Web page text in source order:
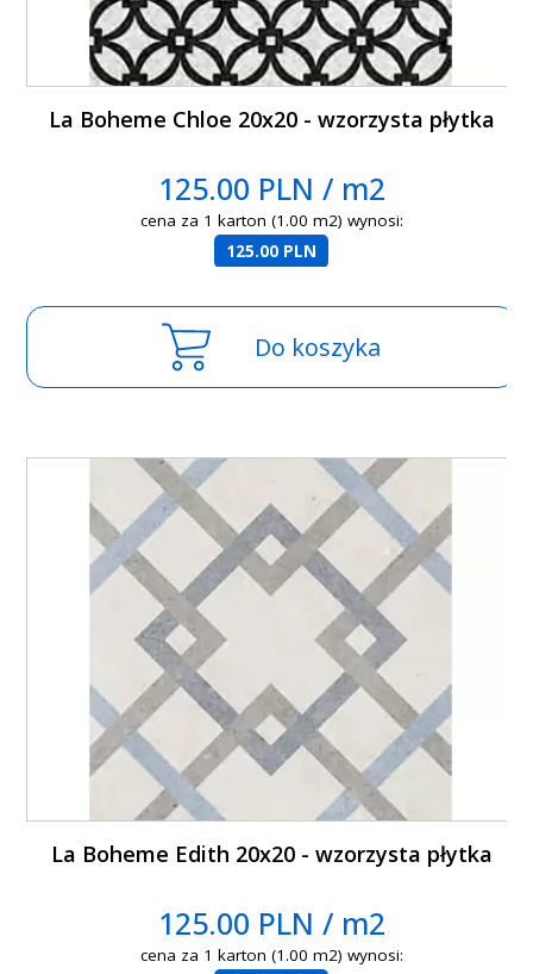
La Boheme Chloe 20x20 - wzorzysta płytka
125.00 PLN / m2
cena za 1 karton (1.00 m2) wynosi:
125.00 PLN
Do koszyka
La Boheme Edith 20x20 - wzorzysta płytka
125.00 PLN / m2
cena za 1 karton (1.00 m2) wynosi: